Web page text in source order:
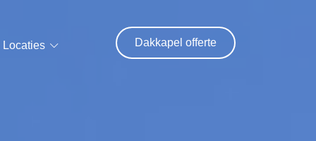
Locaties Dakkapel offerte